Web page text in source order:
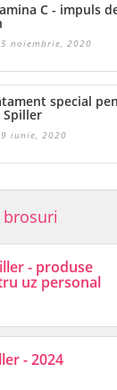
C - impuls
noiembrie, 2020
special
Spiller
iunie, 2020
brosuri
- produse
uz personal
- 2024